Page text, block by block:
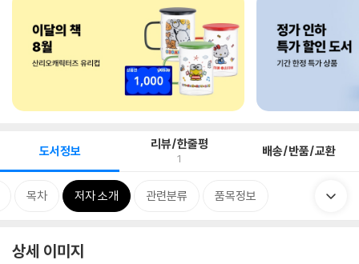
도서정보 리뷰/한줄평
1 배송/반품/교환
목차 저자 소개 관련분류 품목정보
상세 이미지